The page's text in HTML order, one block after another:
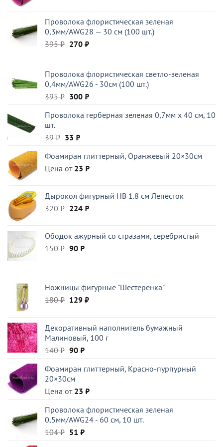
Проволока флористическая зеленая
0,3мм/AWG28 — 30 см (100 шт.)
395₽ Первоначальная
395 ₽.
270 ₽Текущая
Проволока флористическая светло-зеленая
0,4мм/AWG26 - 30см (100 шт.)
395₽ Первоначальная
составляла
300 ₽Текущая
300 ₽.
Проволока герберная зеленая 0,7мм x 40 см, 10
шт.
39₽ Первоначальная
составляла
39 ₽.
33 ₽Текущая
33 ₽.
Фоамиран глиттерный, Оранжевый 20×30см
Цена от 23 ₽
Дырокол фигурный HB 1.8 см Лепесток
320₽ Первоначальная
320 ₽.
224 ₽Текущая
Ободок ажурный со стразами, серебристый
150₽ Первоначальная
90 ₽Текущая
Ножницы фигурные "Шестеренка"
180₽ Первоначальная
180 ₽.
129 ₽Текущая
Декоративный наполнитель бумажный
Малиновый, 100 г
140₽ Первоначальная
составляла
140 ₽.
90 ₽Текущая
90 ₽.
Фоамиран глиттерный, Красно-пурпурный
20×30см
Цена от 23 ₽
Проволока флористическая зеленая
0,5мм/AWG24 - 60 см, 10 шт.
104₽ Первоначальная
51 ₽Текущая